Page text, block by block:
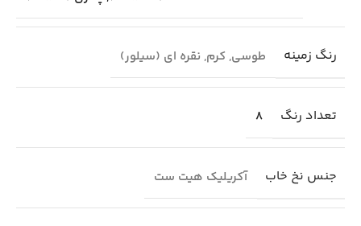
رنگ زمینه طوسی, کرم, نقره ای (سیلور)
تعداد رنگ 8
جنس نخ خاب آکریلیک هیت ست